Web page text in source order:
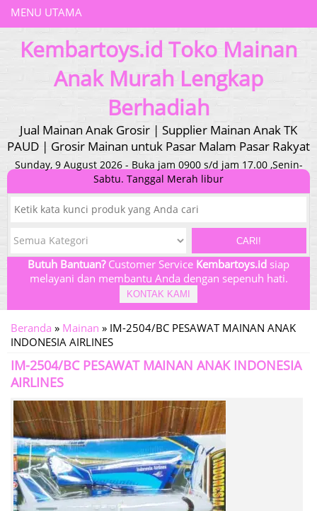
MENU UTAMA
Kembartoys.id Toko Mainan
Anak Murah Lengkap
Berhadiah
Jual Mainan Anak Grosir | Supplier Mainan Anak TK
PAUD | Grosir Mainan untuk Pasar Malam Pasar Rakyat
Sunday, 9 August 2026 - Buka jam 0900 s/d jam 17.00 ,Senin-
Sabtu. Tanggal Merah libur
CARI!
Butuh Bantuan?Customer Service Kembartoys.id siap
melayani dan membantu Anda dengan sepenuh hati.
KONTAK KAMI
Beranda » Mainan » IM-2504/BC PESAWAT MAINAN ANAK
INDONESIA AIRLINES
IM-2504/BC PESAWAT MAINAN ANAK INDONESIA
AIRLINES